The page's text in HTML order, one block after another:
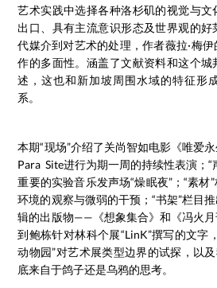
艺术实践中选择各种洛杉矶的视觉与
出口、具有主流意识形态及世界观的好
代媒介到对艺术的处理，作者薇拉·梅
作的多面性。涵盖了文献资料和这个城
述，这也和新加坡周围水域的特征形
系。
本期“现场”介绍了关尚智如电影《唯爱
Para Site进行为期一周的持续性表演；“
重要的实验音乐发声场“燥眠夜”；“素材
环境的观察与微弱的干预；“书架”栏目
辑的出版物——《想象集合》和《冯火
到鲍栋针对林科个展“LinK”撰写的文字
动物园”对艺术展类型边界的试探，以
底来自于鸽子还是乌鸦的思考。